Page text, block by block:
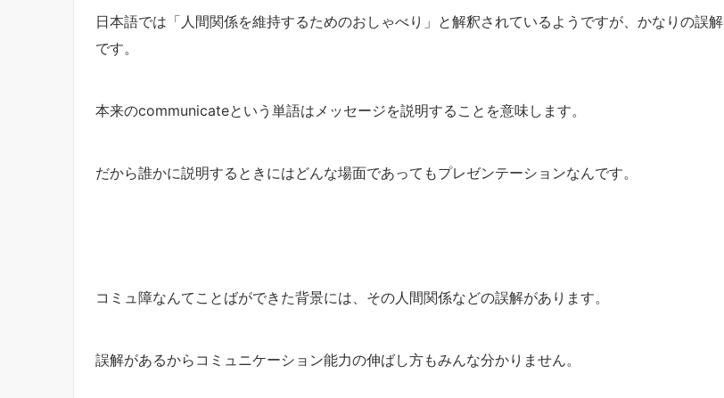
日本語では「人間関係を維持するためのおしゃべり」と解釈されているようですが、かなりの誤解
です。
本来のcommunicateという単語はメッセージを説明することを意味します。
だから誰かに説明するときにはどんな場面であってもプレゼンテーションなんです。
コミュ障なんてことばができた背景には、その人間関係などの誤解があります。
誤解があるからコミュニケーション能力の伸ばし方もみんな分かりません。